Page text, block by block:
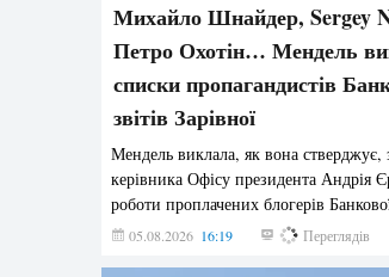
Михайло Шнайдер, Sergey
Петро Охотін… Мендель
списки пропагандистів
звітів Зарівної
Мендель виклала, як вона стверджує,
керівника Офісу президента Андрія
роботи проплачених блогерів
05.08.2026 16:19 193 Переглядів